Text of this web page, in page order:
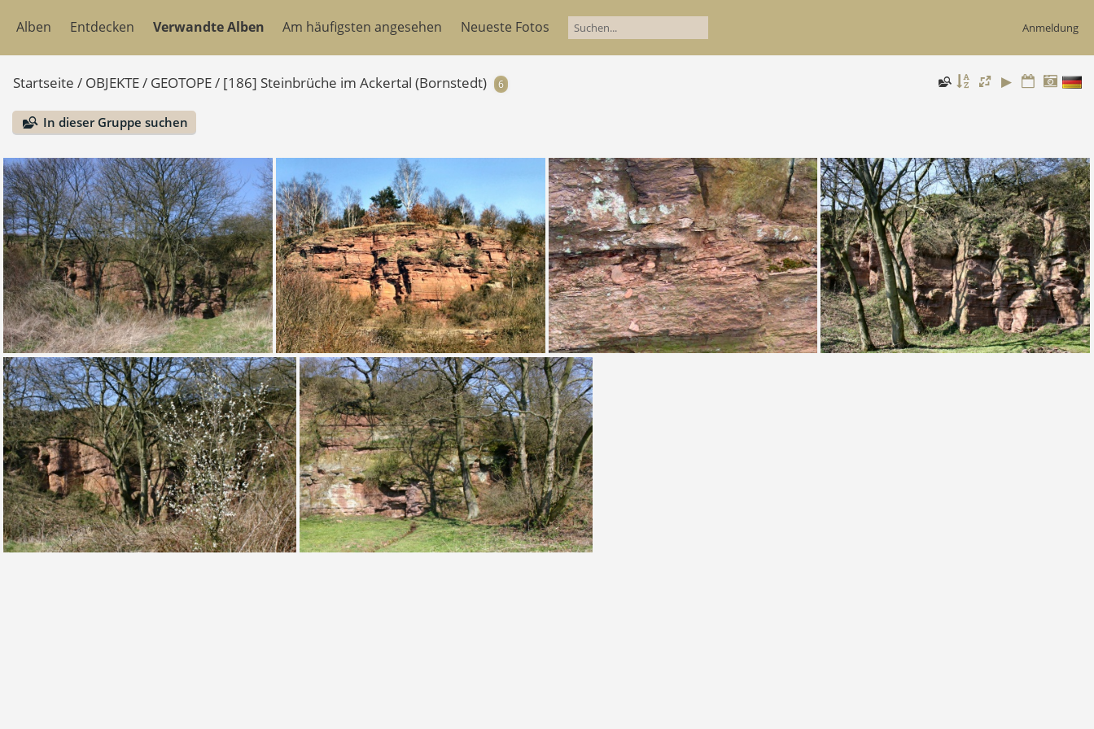
Alben Entdecken Verwandte Alben Am häufigsten angesehen Neueste Fotos Anmeldung
Startseite / OBJEKTE/ GEOTOPE/ [186] Steinbrüche im Ackertal (Bornstedt) 6
In dieser Gruppe suchen
Kloster Weg Steinbruch Bornstedt Foto (Dr. S. König) Östlicher Steinbruch im Ackertal bei Bornstedt Foto (Dr. S. König) Schiefertonlage im Sandstein Foto (Dr. S. König)